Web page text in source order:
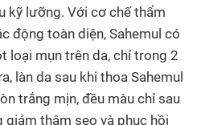
kỹ lưỡng. Với cơ chế thẩm
động toàn diện, Sahemul có
loại mụn trên da, chỉ trong 2
làn da sau khi thoa Sahemul
trắng mịn, đều màu chỉ sau
giảm thâm sẹo và phục hồi